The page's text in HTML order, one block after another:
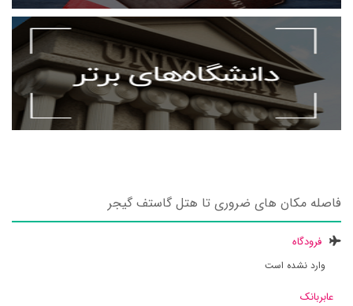
فاصله مکان های ضروری تا هتل گاستف گیجر
فرودگاه
وارد نشده است
عابربانک